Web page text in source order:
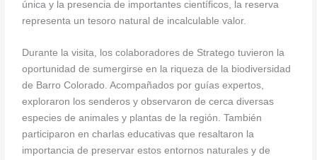
única y la presencia de importantes científicos, la reserva
representa un tesoro natural de incalculable valor.
Durante la visita, los colaboradores de Stratego tuvieron la
oportunidad de sumergirse en la riqueza de la biodiversidad
de Barro Colorado. Acompañados por guías expertos,
exploraron los senderos y observaron de cerca diversas
especies de animales y plantas de la región. También
participaron en charlas educativas que resaltaron la
importancia de preservar estos entornos naturales y de